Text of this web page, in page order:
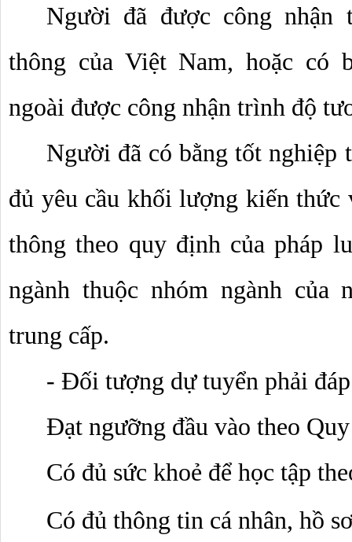
Người đã được công nhận
thông của Việt Nam, hoặc có
ngoài được công nhận trình độ
Người đã có bằng tốt nghiệp
đủ yêu cầu khối lượng kiến thức
thông theo quy định của pháp
ngành thuộc nhóm ngành của
trung cấp.
- Đối tượng dự tuyển phải
Đạt ngưỡng đầu vào theo
Có đủ sức khoẻ để học tập
Có đủ thông tin cá nhân, hồ